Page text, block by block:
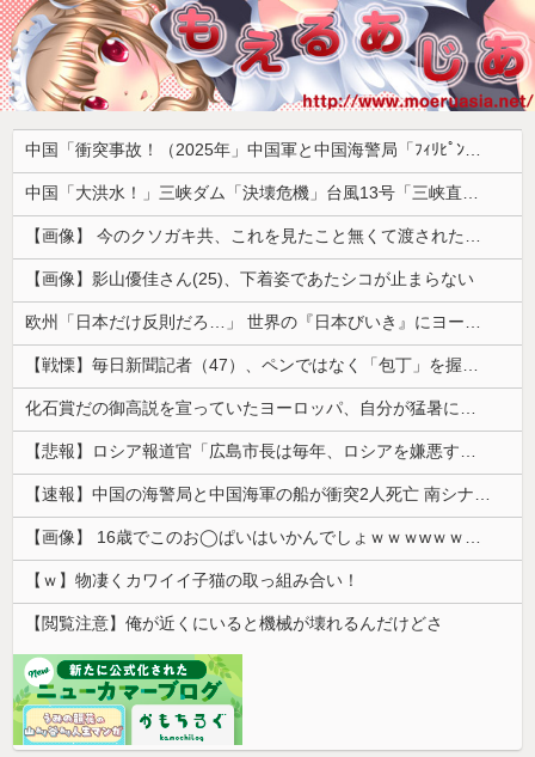
中国「衝突事故！（2025年」中国軍と中国海警局「ﾌｨﾘﾋﾟﾝ船の追跡中に衝突！（8/11」中国「2人死亡」中国政府「1年間隠蔽」日本「隠蔽された事実報道！（2026年」→
中国「大洪水！」三峡ダム「決壊危機」台風13号「三峡直撃確定」日本「最も強い勢力で接近！（伊勢湾台風級」台風13号と15号「中国本土でぶつかり合う（前代未聞」→
【画像】 今のクソガキ共、これを見たこと無くて渡されたらパニクるらしいｗｗｗｗｗｗｗｗｗｗｗｗｗ
【画像】影山優佳さん(25)、下着姿であたシコが止まらない
欧州「日本だけ反則だろ…」 世界の『日本びいき』にヨーロッパ全土から不満の声
【戦慄】毎日新聞記者（47）、ペンではなく「包丁」を握ってしまった結果・・・・・
化石賞だの御高説を宣っていたヨーロッパ、自分が猛暑に襲われると為すすべべもなくダメージを受けてしまい……
【悲報】ロシア報道官「広島市長は毎年、ロシアを嫌悪する『偽りの呪文』を繰り返し、日本人をゾンビ化させている」と主張
【速報】中国の海警局と中国海軍の船が衝突2人死亡 南シナ海でフィリピン船を追跡中
【画像】 16歳でこのお◯ぱいはいかんでしょｗｗｗwｗｗｗｗｗｗｗｗ❤
【ｗ】物凄くカワイイ子猫の取っ組み合い！
【閲覧注意】俺が近くにいると機械が壊れるんだけどさ